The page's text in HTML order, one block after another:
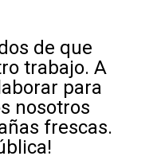
de que
trabajo. A
para
nosotros
frescas.